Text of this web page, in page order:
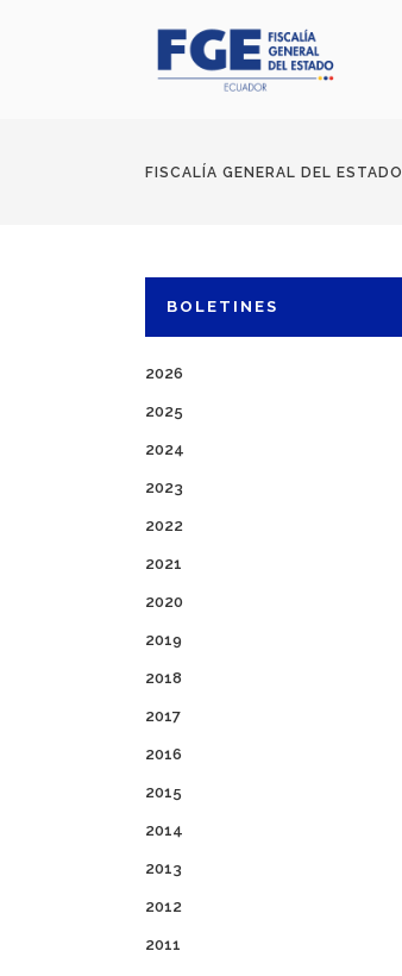
FISCALÍA GENERAL DEL ESTADO
BOLETINES
2026
2025
2024
2023
2022
2021
2020
2019
2018
2017
2016
2015
2014
2013
2012
2011